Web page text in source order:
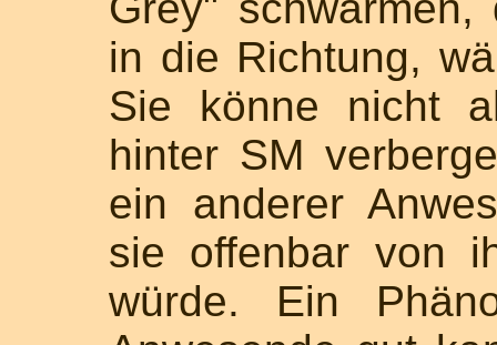
in die Richtung,
Sie könne nicht
hinter SM
ein anderer
sie offenbar von
würde. Ein